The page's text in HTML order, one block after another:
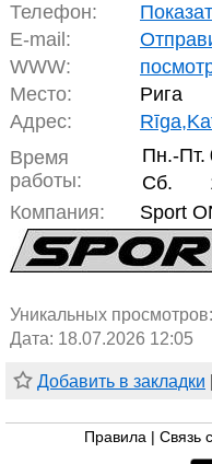
Телефон:
E-mail:
WWW:
Место:
Рига
Адрес:
Время
работы:
Пн.-Пт.
Сб.
Компания:
Sport
Уникальных просмотров:
Дата: 18.07.2026 12:05
Добавить в закладки
Правила Связь